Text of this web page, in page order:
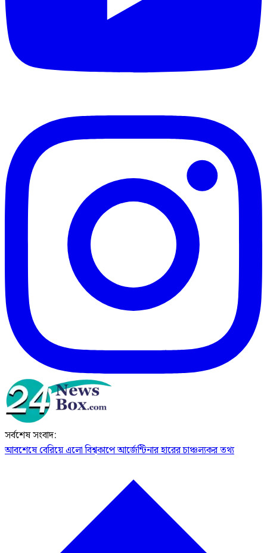
সর্বশেষ সংবাদ:
আবশেষে বেরিয়ে এলো বিশ্বকাপে আর্জেন্টিনার হারের চাঞ্চল্যকর তথ্য